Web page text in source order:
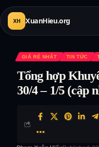
XH XuanHieu.org
GIÁ RẺ NHẤT TIN TỨC
Tổng hợp
30/4 – 1/5 (cập